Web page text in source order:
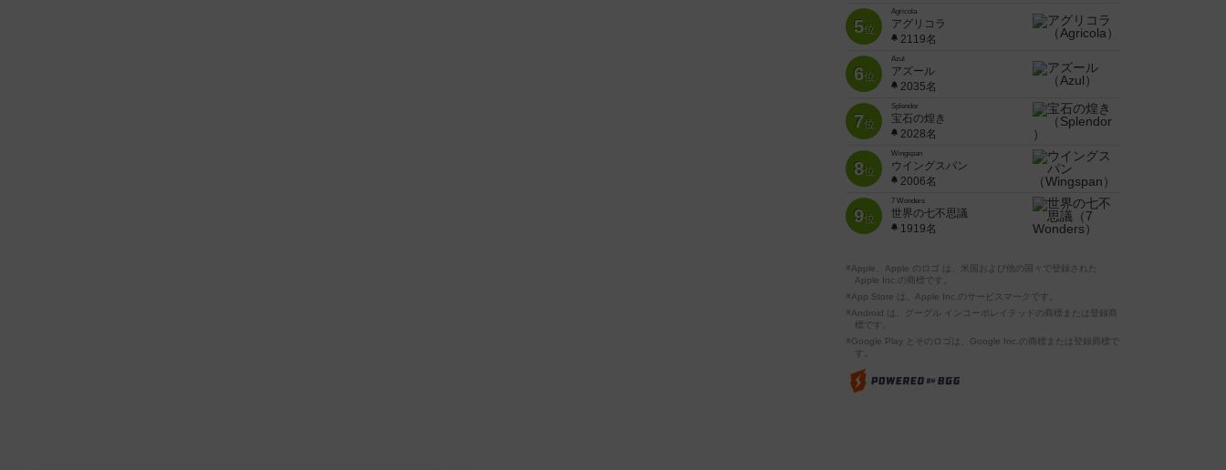
5位
Agricola
アグリコラ
2119名
6位
Azul
アズール
2035名
7位
Splendor
宝石の煌き
2028名
8位
Wingspan
ウイングスパン
2006名
9位
7 Wonders
世界の七不思議
1919名
※Apple、Apple のロゴ は、米国および他の国々で登録された
Apple Inc.の商標です。
※App Store は、Apple Inc.のサービスマークです。
※Android は、グーグル インコーポレイテッドの商標または登録商
標です。
※Google Play とそのロゴは、Google Inc.の商標または登録商標で
す。